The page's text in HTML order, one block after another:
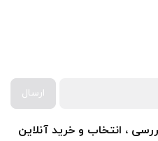
ارسال
، انتخاب و خرید آنلاین